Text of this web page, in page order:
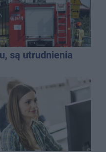
są utrudnienia